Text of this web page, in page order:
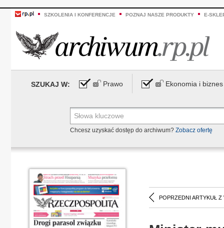
SZKOLENIA I KONFERENCJE POZNAJ NASZE PRODUKTY E-
SZUKAJ W: Prawo Ekonomia i biznes
Chcesz uzyskać dostęp do archiwum? Zobacz ofertę
POPRZEDNI ARTYKUŁ Z